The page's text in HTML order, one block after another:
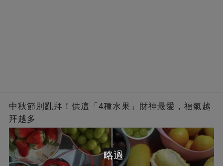
中秋節別亂拜！供這「4種水果」財神最愛，福氣越
拜越多
略過